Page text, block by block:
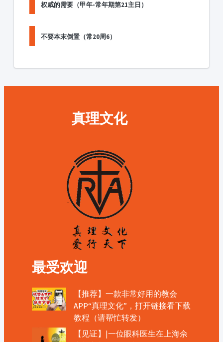
权威的需要（甲年-常年期第21主日）
不要本末倒置（常20周6）
真理文化
最受欢迎
【推荐】一款非常好用的教会
APP“真理文化”，打开链接看下载
教程（请帮忙转发）
【见证】|一位眼科医生在上海佘